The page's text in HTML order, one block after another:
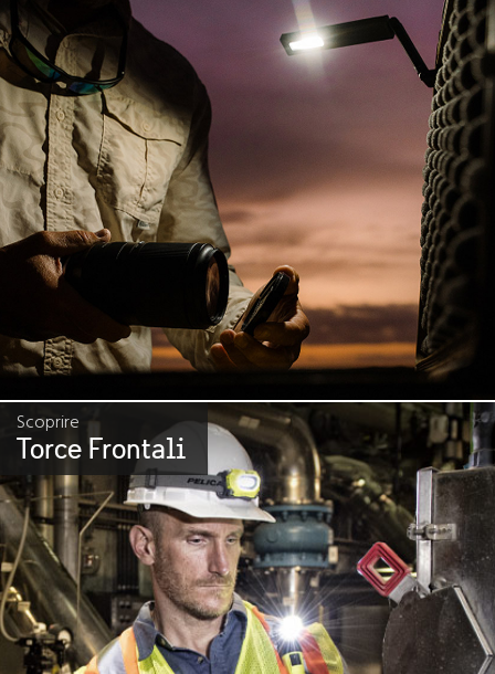
Scoprire
Torce Frontali